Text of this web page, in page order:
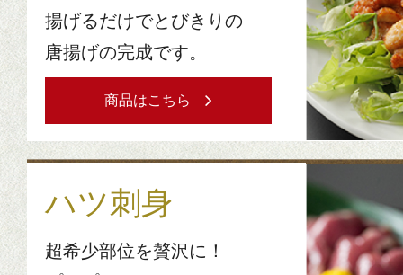
揚げるだけでとびきりの
唐揚げの完成です。
商品はこちら
ハツ刺身
超希少部位を贅沢に！